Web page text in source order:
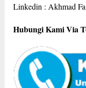
Linkedin : Akhmad
Hubungi Kami Via